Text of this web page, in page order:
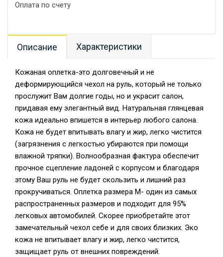
Оплата по счету
Описание Характеристики
Кожаная оплетка-это долговечный и не
деформирующийся чехол на руль, который не только
прослужит Вам долгие годы, но и украсит салон,
придавая ему элегантный вид. Натуральная глянцевая
кожа идеально впишется в интерьер любого салона.
Кожа не будет впитывать влагу и жир, легко чистится
(загрязнения с легкостью убираются при помощи
влажной тряпки). Волнообразная фактура обеспечит
прочное сцепление ладоней с корпусом и благодаря
этому Ваш руль не будет скользить и лишний раз
прокручиваться. Оплетка размера М- один из самых
распространенных размеров и подходит для 95%
легковых автомобилей. Скорее приобретайте этот
замечательный чехол себе и для своих близких. Эко
кожа не впитывает влагу и жир, легко чистится,
защищает руль от внешних повреждений.